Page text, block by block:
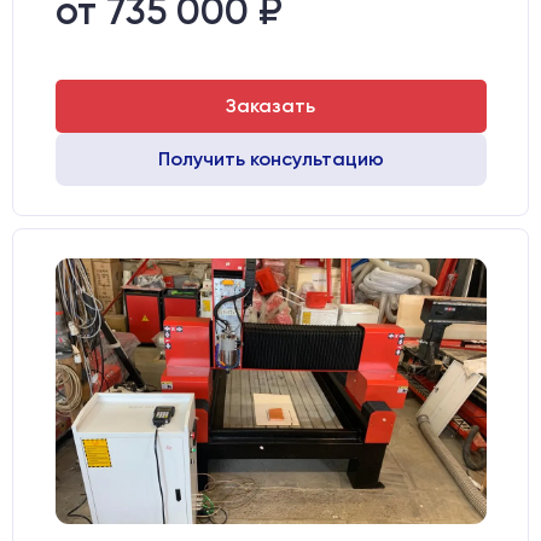
Двигатели:
от 735 000 ₽
Заказать
Получить консультацию